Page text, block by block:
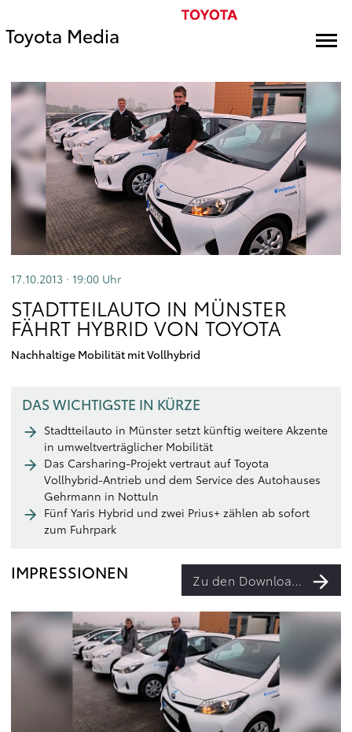
Toyota Media
17.10.2013 · 19:00 Uhr
STADTTEILAUTO IN MÜNSTER
FÄHRT HYBRID VON TOYOTA
Nachhaltige Mobilität mit Vollhybrid
DAS WICHTIGSTE IN KÜRZE
Stadtteilauto in Münster setzt künftig weitere Akzente
in umweltverträglicher Mobilität
Das Carsharing-Projekt vertraut auf Toyota
Vollhybrid-Antrieb und dem Service des Autohauses
Gehrmann in Nottuln
Fünf Yaris Hybrid und zwei Prius+ zählen ab sofort
zum Fuhrpark
IMPRESSIONEN Zu den Downloads